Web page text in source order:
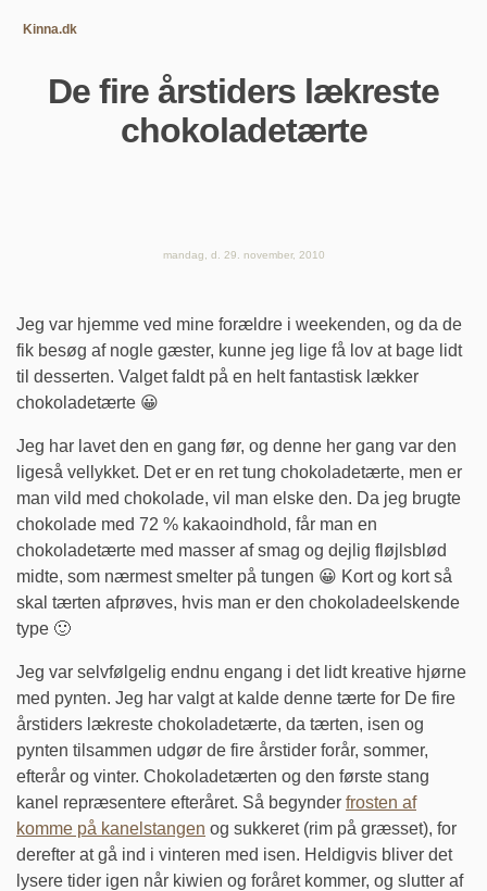
Kinna.dk
De fire årstiders lækreste
chokoladetærte
mandag, d. 29. november, 2010
Jeg var hjemme ved mine forældre i weekenden, og da de
fik besøg af nogle gæster, kunne jeg lige få lov at bage lidt
til desserten. Valget faldt på en helt fantastisk lækker
chokoladetærte 😀
Jeg har lavet den en gang før, og denne her gang var den
ligeså vellykket. Det er en ret tung chokoladetærte, men er
man vild med chokolade, vil man elske den. Da jeg brugte
chokolade med 72 % kakaoindhold, får man en
chokoladetærte med masser af smag og dejlig fløjlsblød
midte, som nærmest smelter på tungen 😀 Kort og kort så
skal tærten afprøves, hvis man er den chokoladeelskende
type 🙂
Jeg var selvfølgelig endnu engang i det lidt kreative hjørne
med pynten. Jeg har valgt at kalde denne tærte for De fire
årstiders lækreste chokoladetærte, da tærten, isen og
pynten tilsammen udgør de fire årstider forår, sommer,
efterår og vinter. Chokoladetærten og den første stang
kanel repræsentere efteråret. Så begynder frosten af
komme på kanelstangen og sukkeret (rim på græsset), for
derefter at gå ind i vinteren med isen. Heldigvis bliver det
lysere tider igen når kiwien og foråret kommer, og slutter af